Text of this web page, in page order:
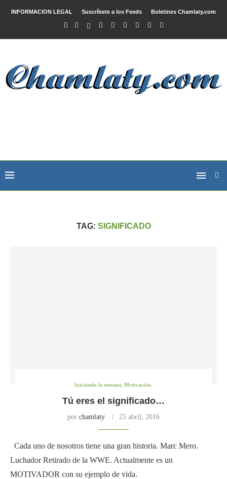
INFORMACION LEGAL Suscríbete a los Feeds Boletines Chamlaty.com
TAG: SIGNIFICADO
Iniciando la semana, Motivación.
Tú eres el significado…
por chamlaty 25 abril, 2016
Cada uno de nosotros tiene una gran historia. Marc Mero.
Luchador Retirado de la WWE. Actualmente es un
MOTIVADOR con su ejemplo de vida.